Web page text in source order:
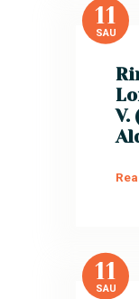
11
SAU
V.
11
SAU